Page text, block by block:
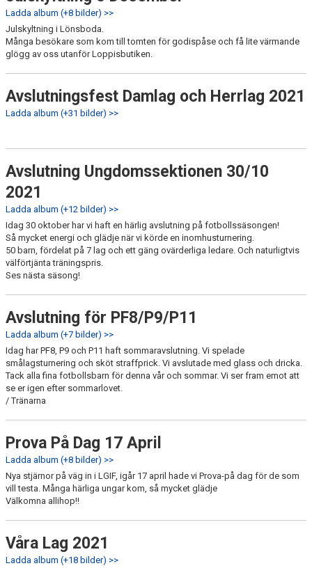
Ladda album (+8 bilder) >>
Julskyltning i Lönsboda.
Många besökare som kom till tomten för godispåse och få lite värmande
glögg av oss utanför Loppisbutiken.
Avslutningsfest Damlag och Herrlag 2021
Ladda album (+31 bilder) >>
Avslutning Ungdomssektionen 30/10
2021
Ladda album (+12 bilder) >>
Idag 30 oktober har vi haft en härlig avslutning på fotbollssäsongen!
Så mycket energi och glädje när vi körde en inomhusturnering.
50 barn, fördelat på 7 lag och ett gäng ovärderliga ledare. Och naturligtvis
välförtjänta träningspris.
Ses nästa säsong!
Avslutning för PF8/P9/P11
Ladda album (+7 bilder) >>
Idag har PF8, P9 och P11 haft sommaravslutning. Vi spelade
smålagsturnering och sköt straffprick. Vi avslutade med glass och dricka.
Tack alla fina fotbollsbarn för denna vår och sommar. Vi ser fram emot att
se er igen efter sommarlovet.
/ Tränarna
Prova På Dag 17 April
Ladda album (+8 bilder) >>
Nya stjärnor på väg in i LGIF, igår 17 april hade vi Prova-på dag för de som
vill testa. Många härliga ungar kom, så mycket glädje
Välkomna allihop!!
Våra Lag 2021
Ladda album (+18 bilder) >>